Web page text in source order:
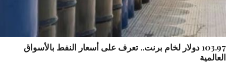
103.97 دولار لخام برنت.. تعرف على أسعار النفط بالأسواق